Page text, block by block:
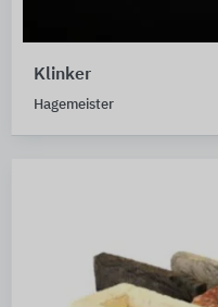
Klinker
Hagemeister